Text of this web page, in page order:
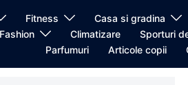
Fitness Casa si gradina
Fashion Climatizare Sporturi
Parfumuri
Articole copii